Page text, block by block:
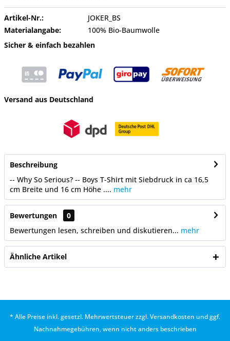
Artikel-Nr.:
JOKER_BS
Materialangabe:
100% Bio-Baumwolle
Sicher & einfach bezahlen
Versand aus Deutschland
Beschreibung
-- Why So Serious? -- Boys T-Shirt mit Siebdruck in ca 16,5
cm Breite und 16 cm Höhe .... mehr
Bewertungen
0
Bewertungen lesen, schreiben und diskutieren... mehr
Ähnliche Artikel
* Alle Preise inkl. gesetzl. Mehrwertsteuer zzgl.Versandkosten und ggf.
Nachnahmegebühren, wenn nicht anders beschrieben